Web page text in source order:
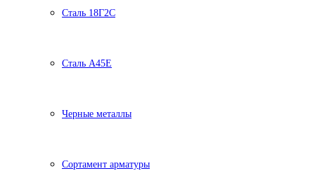
Сталь 18Г2С
Сталь А45Е
Черные металлы
Сортамент арматуры